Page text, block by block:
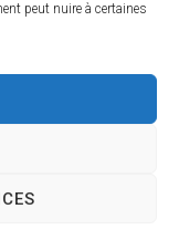
peut nuire à certaines